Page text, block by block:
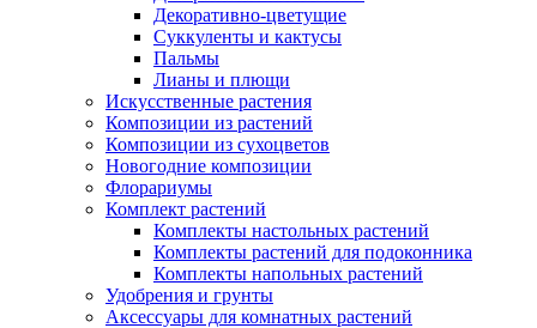
Декоративно-цветущие
Суккуленты и кактусы
Пальмы
Лианы и плющи
Искусственные растения
Композиции из растений
Композиции из сухоцветов
Новогодние композиции
Флорариумы
Комплект растений
Комплекты настольных растений
Комплекты растений для подоконника
Комплекты напольных растений
Удобрения и грунты
Аксессуары для комнатных растений